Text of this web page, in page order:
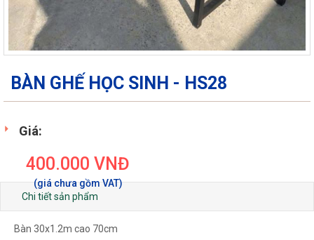
BÀN GHẾ HỌC SINH - HS28
Giá:
400.000 VNĐ
Chi tiết sản phẩm
Bàn 30x1.2m cao 70cm